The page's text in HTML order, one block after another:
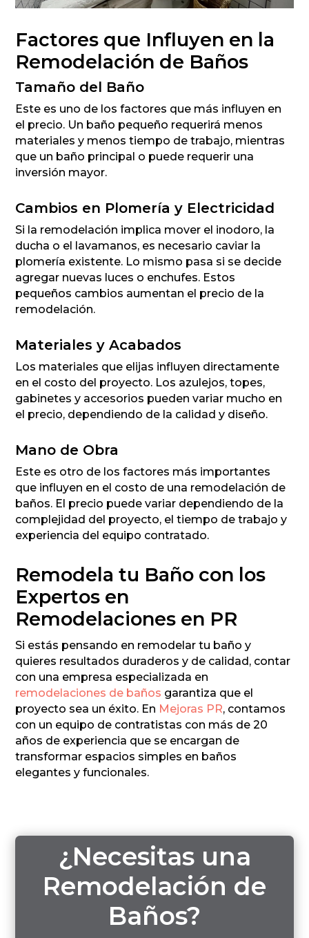
Factores que Influyen en la
Remodelación de Baños
Tamaño del Baño
Este es uno de los factores que más influyen en
el precio. Un baño pequeño requerirá menos
materiales y menos tiempo de trabajo, mientras
que un baño principal o puede requerir una
inversión mayor.
Cambios en Plomería y Electricidad
Si la remodelación implica mover el inodoro, la
ducha o el lavamanos, es necesario caviar la
plomería existente. Lo mismo pasa si se decide
agregar nuevas luces o enchufes. Estos
pequeños cambios aumentan el precio de la
remodelación.
Materiales y Acabados
Los materiales que elijas influyen directamente
en el costo del proyecto. Los azulejos, topes,
gabinetes y accesorios pueden variar mucho en
el precio, dependiendo de la calidad y diseño.
Mano de Obra
Este es otro de los factores más importantes
que influyen en el costo de una remodelación de
baños. El precio puede variar dependiendo de la
complejidad del proyecto, el tiempo de trabajo y
experiencia del equipo contratado.
Remodela tu Baño con los
Expertos en
Remodelaciones en PR
Si estás pensando en remodelar tu baño y
quieres resultados duraderos y de calidad, contar
con una empresa especializada en
remodelaciones de baños garantiza que el
proyecto sea un éxito. En Mejoras PR, contamos
con un equipo de contratistas con más de 20
años de experiencia que se encargan de
transformar espacios simples en baños
elegantes y funcionales.
¿Necesitas una
Remodelación de
Baños?